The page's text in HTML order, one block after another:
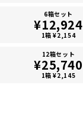
6箱セット
¥12,924
1箱 ¥2,154
12箱セット
¥25,740
1箱 ¥2,145